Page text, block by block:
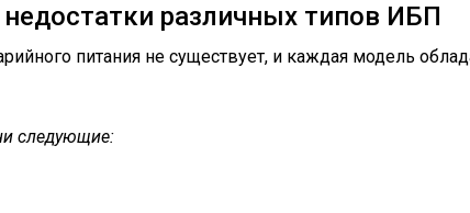
различных типов ИБП
питания не существует, и каждая модель
следующие: